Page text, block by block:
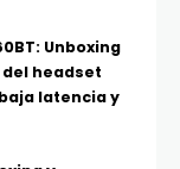
Unboxing
headset
latencia y